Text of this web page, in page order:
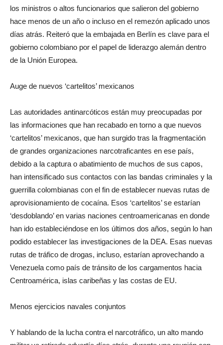
los ministros o altos funcionarios que salieron del gobierno
hace menos de un año o incluso en el remezón aplicado unos
días atrás. Reiteró que la embajada en Berlín es clave para el
gobierno colombiano por el papel de liderazgo alemán dentro
de la Unión Europea.
Auge de nuevos ‘cartelitos’ mexicanos
Las autoridades antinarcóticos están muy preocupadas por
las informaciones que han recabado en torno a que nuevos
‘cartelitos’ mexicanos, que han surgido tras la fragmentación
de grandes organizaciones narcotraficantes en ese país,
debido a la captura o abatimiento de muchos de sus capos,
han intensificado sus contactos con las bandas criminales y la
guerrilla colombianas con el fin de establecer nuevas rutas de
aprovisionamiento de cocaína. Esos ‘cartelitos’ se estarían
‘desdoblando’ en varias naciones centroamericanas en donde
han ido estableciéndose en los últimos dos años, según lo han
podido establecer las investigaciones de la DEA. Esas nuevas
rutas de tráfico de drogas, incluso, estarían aprovechando a
Venezuela como país de tránsito de los cargamentos hacia
Centroamérica, islas caribeñas y las costas de EU.
Menos ejercicios navales conjuntos
Y hablando de la lucha contra el narcotráfico, un alto mando